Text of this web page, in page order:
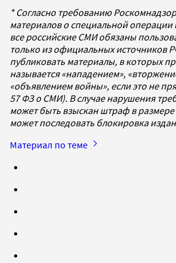
* Согласно требованию
материалов о специальной операции
все российские СМИ обязаны
только из официальных источников
публиковать материалы, в которых
называется «нападением»,
«объявлением войны», если это не
57 ФЗ о СМИ). В случае нарушения
может быть взыскан штраф в
может последовать блокировка
Материал по теме